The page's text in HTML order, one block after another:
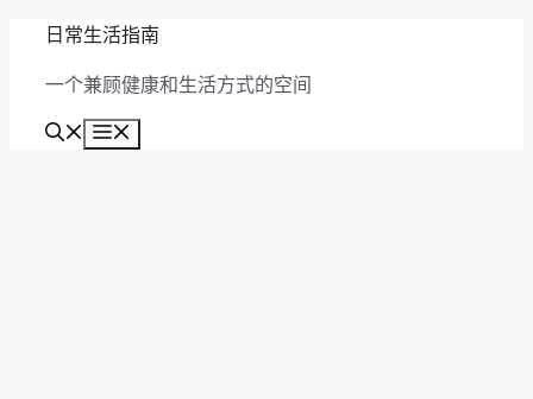
日常生活指南
一个兼顾健康和生活方式的空间